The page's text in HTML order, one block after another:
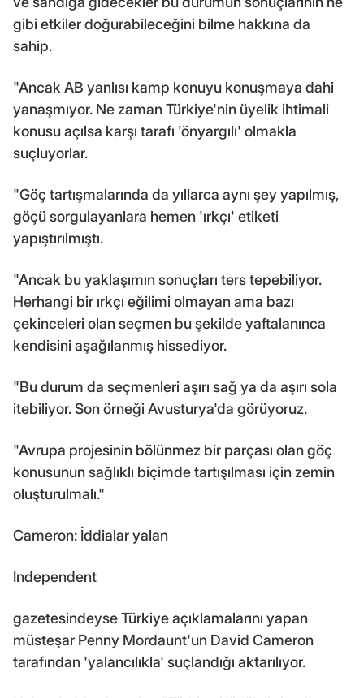
gibi etkiler doğurabileceğini bilme hakkına da
sahip.
"Ancak AB yanlısı kamp konuyu konuşmaya dahi
yanaşmıyor. Ne zaman Türkiye'nin üyelik ihtimali
konusu açılsa karşı tarafı 'önyargılı' olmakla
suçluyorlar.
"Göç tartışmalarında da yıllarca aynı şey yapılmış,
göçü sorgulayanlara hemen 'ırkçı' etiketi
yapıştırılmıştı.
"Ancak bu yaklaşımın sonuçları ters tepebiliyor.
Herhangi bir ırkçı eğilimi olmayan ama bazı
çekinceleri olan seçmen bu şekilde yaftalanınca
kendisini aşağılanmış hissediyor.
"Bu durum da seçmenleri aşırı sağ ya da aşırı sola
itebiliyor. Son örneği Avusturya'da görüyoruz.
"Avrupa projesinin bölünmez bir parçası olan göç
konusunun sağlıklı biçimde tartışılması için zemin
oluşturulmalı."
Cameron: İddialar yalan
Independent
gazetesindeyse Türkiye açıklamalarını yapan
müsteşar Penny Mordaunt'un David Cameron
tarafından 'yalancılıkla' suçlandığı aktarılıyor.